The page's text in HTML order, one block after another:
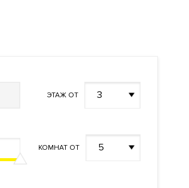
ЭТАЖ ОТ 3
КОМНАТ ОТ 5